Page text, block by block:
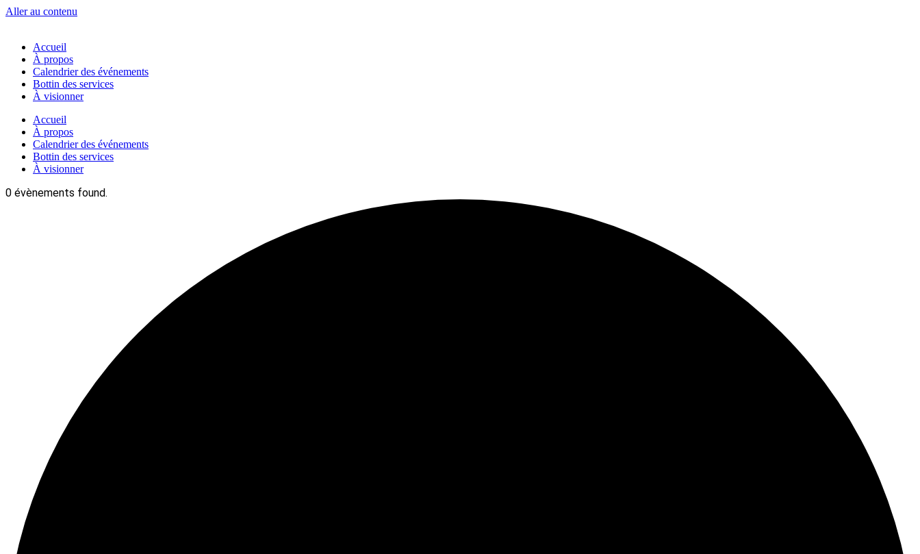
Aller au contenu
Accueil
À propos
Calendrier des événements
Bottin des services
À visionner
Accueil
À propos
Calendrier des événements
Bottin des services
À visionner
0 évènements found.